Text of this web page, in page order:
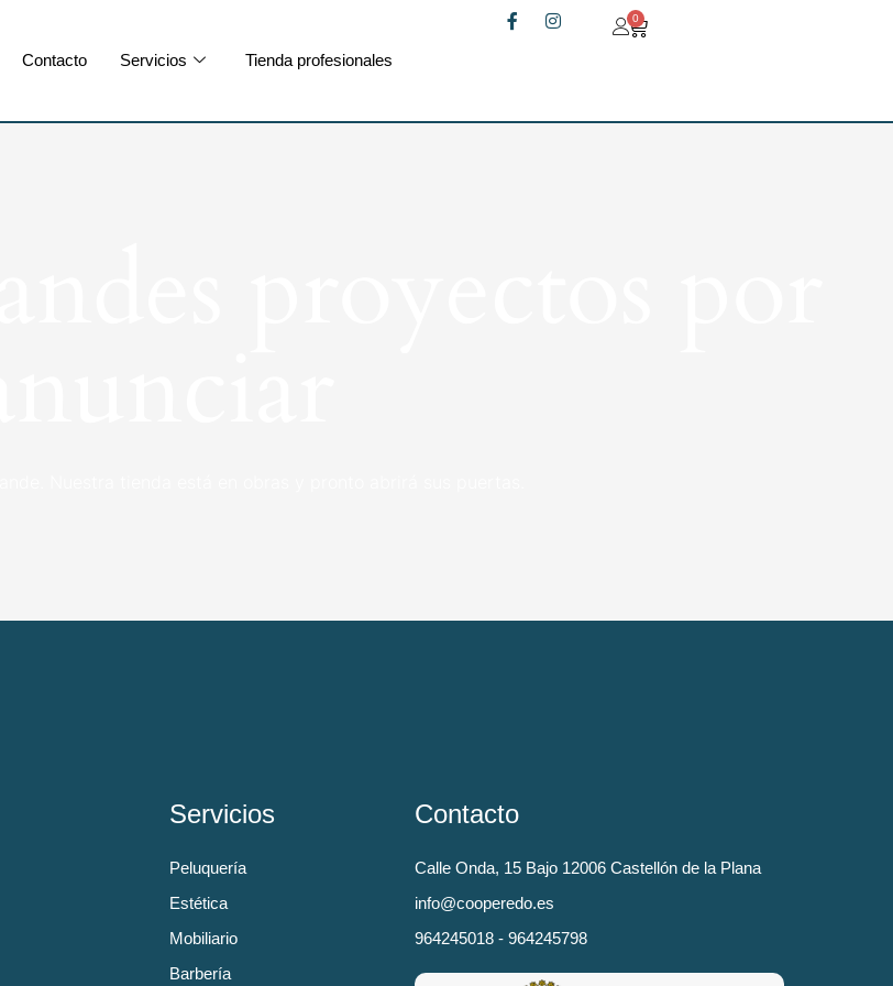
Contacto Servicios Tienda profesionales
0
Servicios
Peluquería
Estética
Mobiliario
Barbería
Contacto
Calle Onda, 15 Bajo 12006 Castellón de la Plana
info@cooperedo.es
964245018 - 964245798